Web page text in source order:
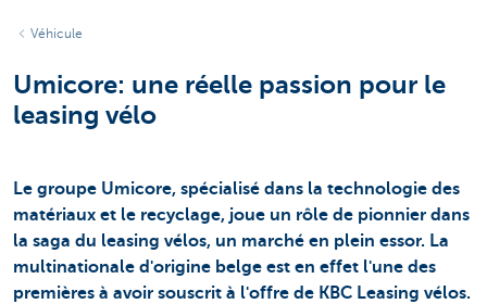
Véhicule
Umicore: une réelle passion pour le
leasing vélo
Le groupe Umicore, spécialisé dans la technologie des
matériaux et le recyclage, joue un rôle de pionnier dans
la saga du leasing vélos, un marché en plein essor. La
multinationale d'origine belge est en effet l'une des
premières à avoir souscrit à l'offre de KBC Leasing vélos.